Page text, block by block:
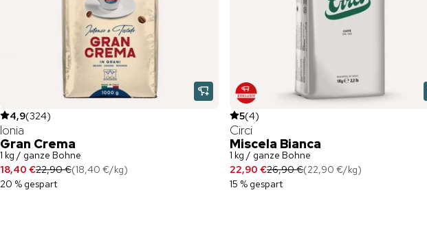
4,9(324)
Ionia
Gran Crema
1 kg / ganze Bohne
18,40 €22,90 €(18,40 €/kg)
20 % gespart
5(4)
Circi
Miscela Bianca
1 kg / ganze Bohne
22,90 €26,90 €(22,90 €/kg)
15 % gespart